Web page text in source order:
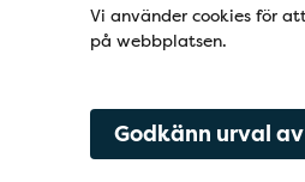
Vi använder cookies för
på webbplatsen.
Godkänn urval
37, våning 4